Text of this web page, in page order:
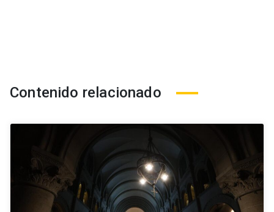
Contenido relacionado